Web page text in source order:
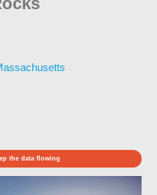
the data flowing